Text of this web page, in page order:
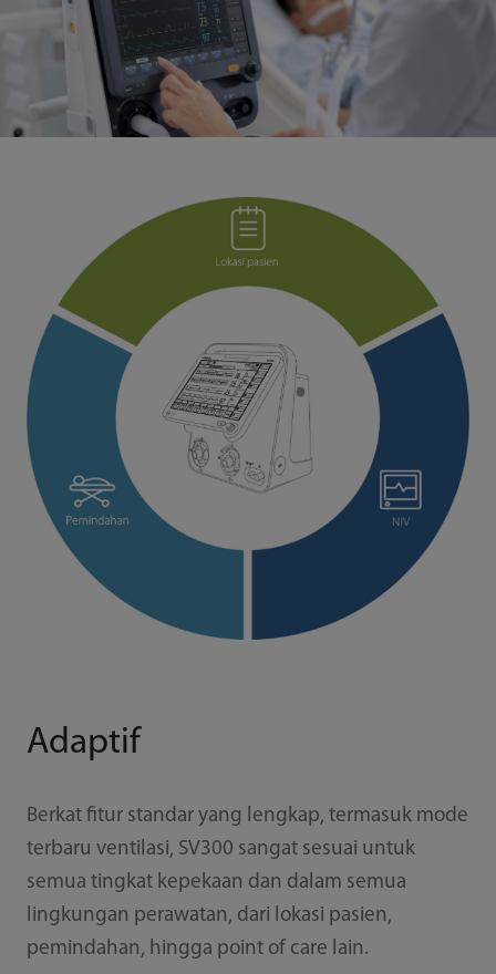
Adaptif
Berkat fitur standar yang lengkap, termasuk mode
terbaru ventilasi, SV300 sangat sesuai untuk
semua tingkat kepekaan dan dalam semua
lingkungan perawatan, dari lokasi pasien,
pemindahan, hingga point of care lain.